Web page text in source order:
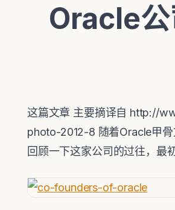
Oracle公
这篇文章 主要摘译自 http://
photo-2012-8 随着Oracle甲
回顾一下这家公司的过往，最